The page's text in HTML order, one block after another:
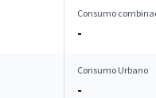
Consumo
-
Consumo Urbano
-